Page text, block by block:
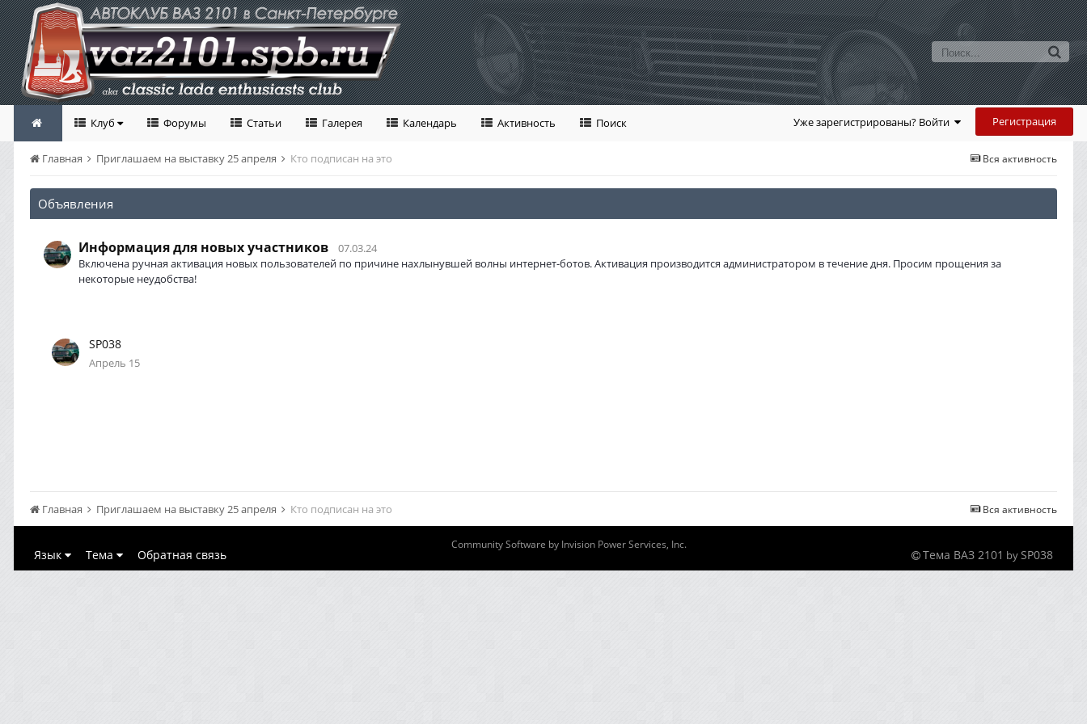
Уже зарегистрированы? Войти Регистрация
Клуб Форумы Статьи Галерея Календарь Активность Поиск
Вся активность
Главная Приглашаем на выставку 25 апреля Кто подписан на это
Объявления
Информация для новых участников
07.03.24
Включена ручная активация новых пользователей по причине нахлынувшей волны интернет-ботов. Активация производится администратором в течение дня. Просим прощения за
некоторые неудобства!
SP038
Апрель 15
Вся активность
Главная Приглашаем на выставку 25 апреля Кто подписан на это
Тема ВАЗ 2101 by SP038
Язык Тема Обратная связь
Community Software by Invision Power Services, Inc.